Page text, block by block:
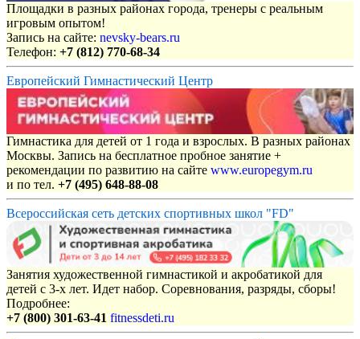
Площадки в разных районах города, тренеры с реальным
игровым опытом!
Запись на сайте: nevsky-bears.ru
Телефон: +7 (812) 770-68-34
Европейский Гимнастический Центр
Гимнастика для детей от 1 года и взрослых. В разных районах
Москвы. Запись на бесплатное пробное занятие +
рекомендации по развитию на сайте www.europegym.ru
и по тел. +7 (495) 648-88-08
Всероссийская сеть детских спортивных школ "FD"
Занятия художественной гимнастикой и акробатикой для
детей с 3-х лет. Идет набор. Соревнования, разряды, сборы!
Подробнее:
+7 (800) 301-63-41 fitnessdeti.ru